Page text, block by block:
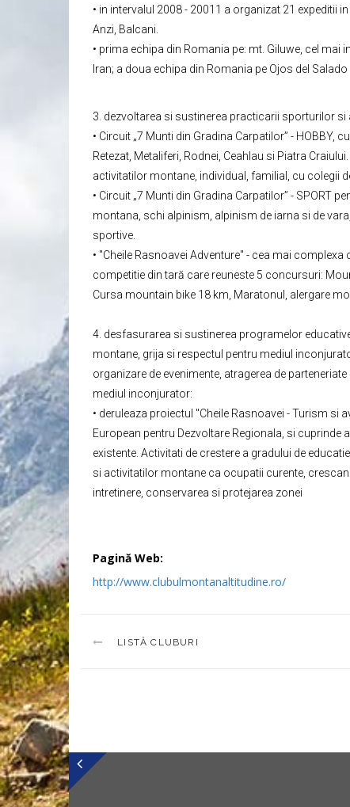
• in intervalul 2008 - 20011 a organizat 21 expeditii
Anzi, Balcani.
• prima echipa din Romania pe: mt. Giluwe, cel
Iran; a doua echipa din Romania pe Ojos del Salado
3. dezvoltarea si sustinerea practicarii sporturilor
• Circuit „7 Munti din Gradina Carpatilor” - HOBBY,
Retezat, Metaliferi, Rodnei, Ceahlau si Piatra
activitatilor montane, individual, familial, cu colegii
• Circuit „7 Munti din Gradina Carpatilor” - SPORT
montana, schi alpinism, alpinism de iarna si de
sportive.
• "Cheile Rasnoavei Adventure" - cea mai
competitie din tară care reuneste 5 concursuri:
Cursa mountain bike 18 km, Maratonul, alergare
4. desfasurarea si sustinerea programelor
montane, grija si respectul pentru mediul
organizare de evenimente, atragerea de
mediul inconjurator:
• deruleaza proiectul "Cheile Rasnoavei - Turism si
European pentru Dezvoltare Regionala, si
existente. Activitati de crestere a gradului de
si activitatilor montane ca ocupatii curente,
intretinere, conservarea si protejarea zonei
Pagină Web:
http://www.clubulmontanaltitudine.ro/
LISTĂ CLUBURI